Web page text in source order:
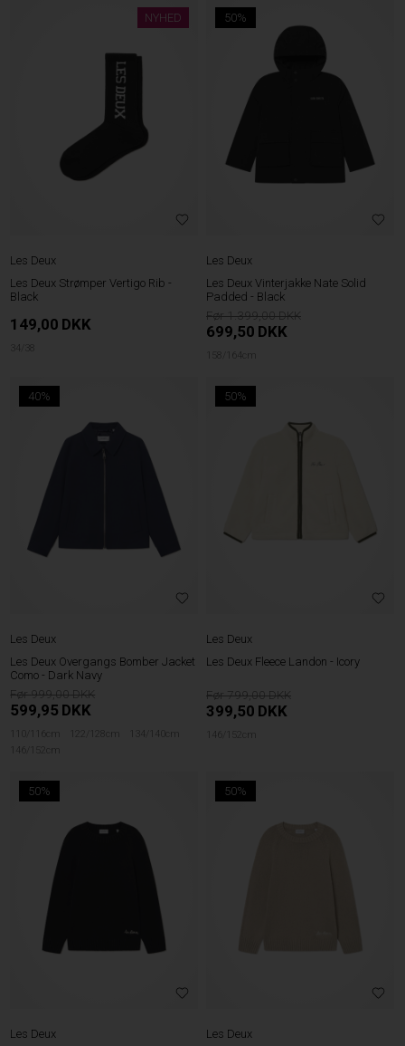
NYHED
Les Deux
Les Deux Strømper Vertigo Rib -
Black
149,00 DKK
34/38
50%
Les Deux
Les Deux Vinterjakke Nate Solid
Padded - Black
1.399,00
699,50 DKK
158/164cm
40%
Les Deux
Les Deux Overgangs Bomber Jacket
Como - Dark Navy
999,00
599,95 DKK
110/116cm 122/128cm
134/140cm
146/152cm
50%
Les Deux
Les Deux Fleece Landon - Icory
799,00
399,50 DKK
146/152cm
50%
Les Deux
50%
Les Deux